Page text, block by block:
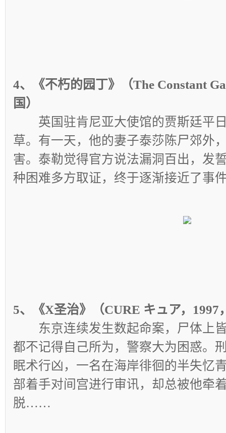
4、《不朽的园丁》（The Constant
国）
英国驻肯尼亚大使馆的贾斯廷平日
草。有一天，他的妻子泰莎陈尸郊外
害。泰勒觉得官方说法漏洞百出，发
种困难多方取证，终于逐渐接近了
5、《X圣治》（CURE キュア，1997
东京连续发生数起命案，尸体上
都不记得自己所为，警察大为困惑。
眠术行凶，一名在海岸徘徊的半失忆
部着手对间宫进行审讯，却总被他牵
脱……